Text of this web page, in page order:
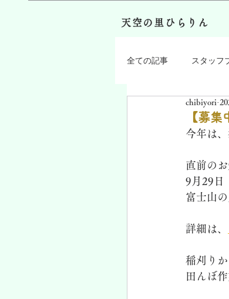
天空の里ひらりん
全ての記事 スタッフ
【募
chibiyori
今年は
直前の
9月29日
富士山
詳細は、
稲刈り
田んぼ